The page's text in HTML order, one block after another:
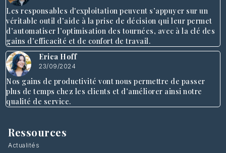
Les responsables d'exploitation peuvent s’appuyer sur un
véritable outil d’aide à la prise de décision qui leur permet
d’automatiser l’optimisation des tournées, avec à la clé des
gains d’efficacité et de confort de travail.
Erica Hoff
23/09/2024
Nos gains de productivité vont nous permettre de passer
plus de temps chez les clients et d’améliorer ainsi notre
qualité de service.
Ressources
Actualités